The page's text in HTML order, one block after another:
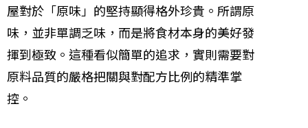
屋對於「原味」的堅持顯得格外珍貴。所謂原
味，並非單調乏味，而是將食材本身的美好發
揮到極致。這種看似簡單的追求，實則需要對
原料品質的嚴格把關與對配方比例的精準掌
控。